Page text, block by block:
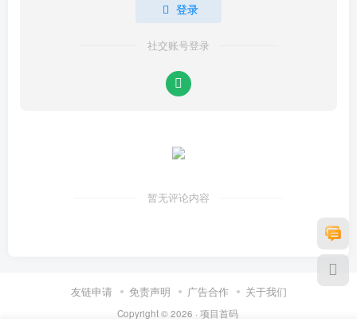
登录
社交账号登录
暂无评论内容
友链申请 免责声明 广告合作 关于我们
Copyright © 2026 · 项目首码